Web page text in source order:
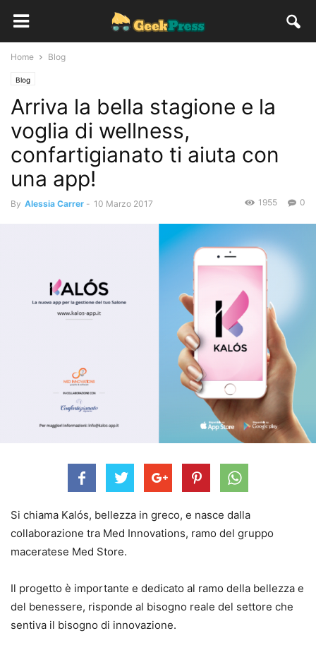
Home Blog
Blog
Arriva la bella stagione e la
voglia di wellness,
confartigianato ti aiuta con
una app!
By Alessia Carrer - 10 Marzo 2017 0
1955
Si chiama Kalós, bellezza in greco, e nasce dalla
collaborazione tra Med Innovations, ramo del gruppo
maceratese Med Store.
Il progetto è importante e dedicato al ramo della bellezza e
del benessere, risponde al bisogno reale del settore che
sentiva il bisogno di innovazione.